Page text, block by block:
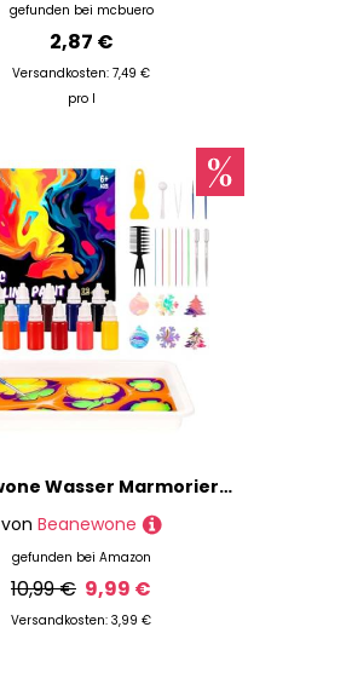
gefunden bei mcbuero
2,87 €
Versandkosten: 7,49 €
pro l
Beanewone Wasser Marmorierfarbe für Kinder, Bastelset Kinder ab 6 Jahre, Geschenke für Jungen und Mädchen, Coole Geschenke für Jungen 6 7 8 9 10 11 12 Jahren
von Beanewone
gefunden bei Amazon
10,99 € 9,99 €
Versandkosten: 3,99 €